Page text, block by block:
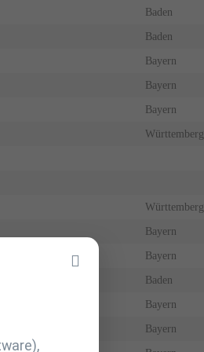
Baden
Baden
Bayern
Bayern
Bayern
Württemberg
Württemberg
Bayern
Bayern
Baden
Bayern
Bayern